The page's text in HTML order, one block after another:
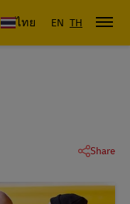
ไทย EN TH
Share